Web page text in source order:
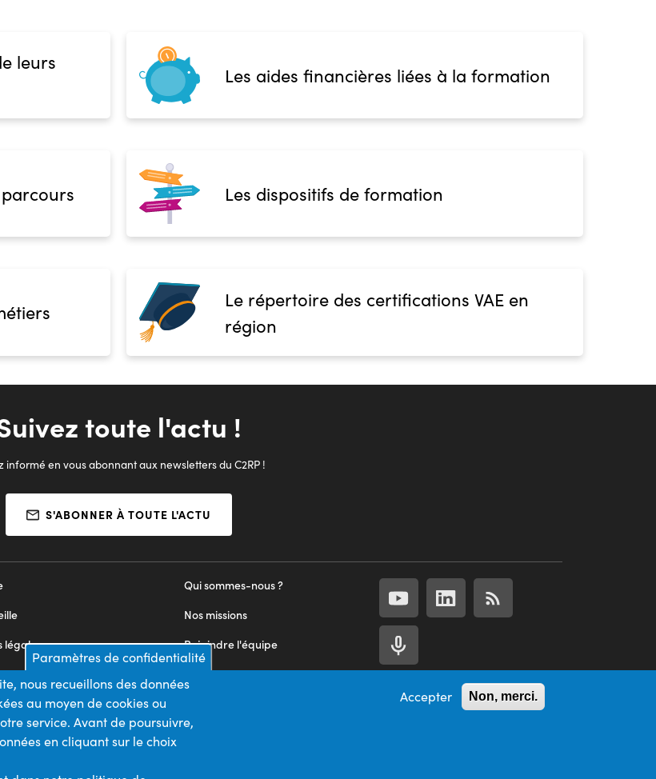
leurs
Les aides financières liées à la formation
Les dispositifs de formation
Le répertoire des certifications VAE en
région
toute l'actu !
informé en vous abonnant aux newsletters du C2RP !
S'ABONNER À TOUTE L'ACTU
Qui sommes-nous ?
Nos missions
Rejoindre l'équipe
Nous contacter
légales
Paramètres de confidentialité
nous recueillons des données
au moyen de cookies ou
service. Avant de poursuivre,
en cliquant sur le choix
Accepter Non, merci.